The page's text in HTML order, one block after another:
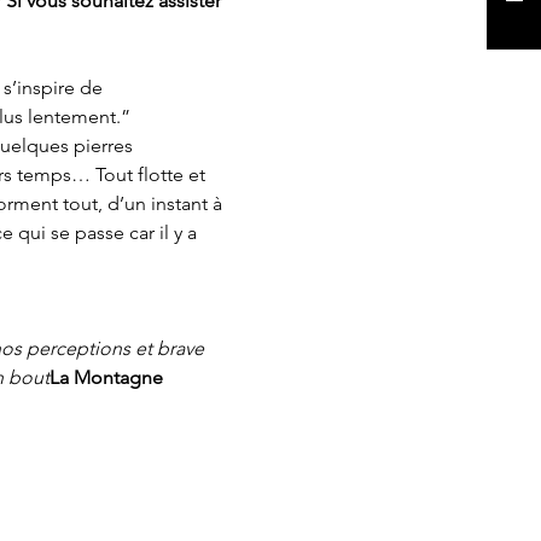
de
lentement.”
pierres
temps… Tout flotte et
tout, d’un instant à
qui se passe car il y a
perceptions et brave
boutLa Montagne